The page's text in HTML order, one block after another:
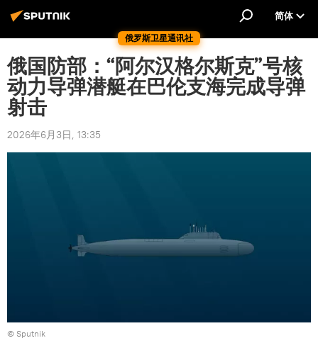
俄罗斯卫星通讯社
简体
俄国防部：“阿尔汉格尔斯克”号核
动力导弹潜艇在巴伦支海完成导弹
射击
2026年6月3日, 13:35
© Sputnik